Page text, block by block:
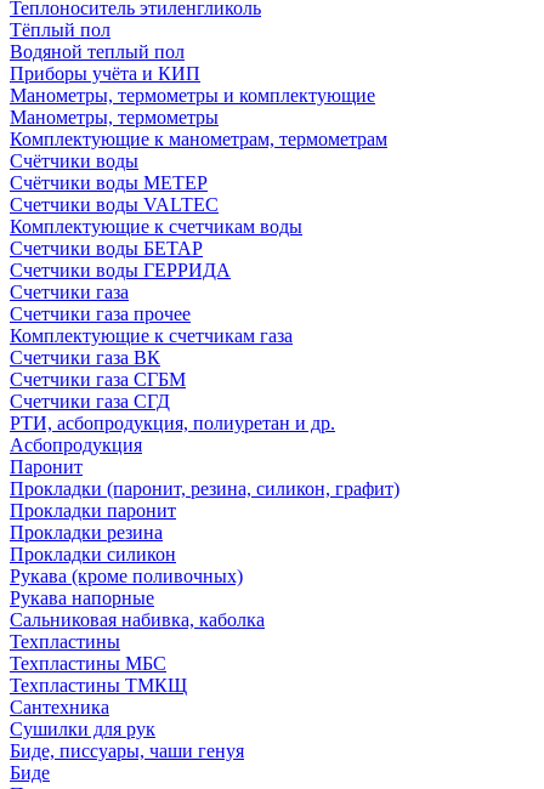
Теплоноситель этиленгликоль
Тёплый пол
Водяной теплый пол
Приборы учёта и КИП
Манометры, термометры и комплектующие
Манометры, термометры
Комплектующие к манометрам, термометрам
Счётчики воды
Счётчики воды МЕТЕР
Счетчики воды VALTEC
Комплектующие к счетчикам воды
Счетчики воды БЕТАР
Счетчики воды ГЕРРИДА
Счетчики газа
Счетчики газа прочее
Комплектующие к счетчикам газа
Счетчики газа ВК
Счетчики газа СГБМ
Счетчики газа СГД
РТИ, асбопродукция, полиуретан и др.
Асбопродукция
Паронит
Прокладки (паронит, резина, силикон, графит)
Прокладки паронит
Прокладки резина
Прокладки силикон
Рукава (кроме поливочных)
Рукава напорные
Сальниковая набивка, каболка
Техпластины
Техпластины МБС
Техпластины ТМКЩ
Сантехника
Сушилки для рук
Биде, писсуары, чаши генуя
Биде